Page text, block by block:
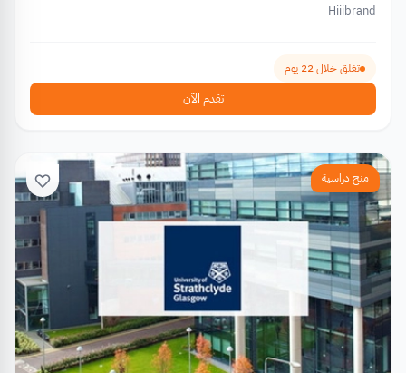
Hiiibrand
تغلق خلال 22 يوم
تقدم الآن
منح دراسية